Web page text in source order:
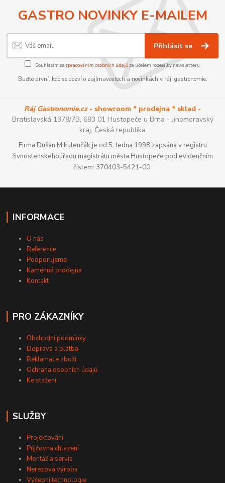
GASTRO NOVINKY E-MAILEM
Přihlásit se
Souhlasím se zpracováním osobních údajůza účelem rozesílky newsletteru.
Buďte první, kdo se dozví o zajímavostech a novinkách v ráji gastronomie.
Ráj Gastronomie.cz- showroom * prodejna * sklad -
Bratislavská 1379/7B, 693 01 Hustopeče u Brna - Jihomoravský
kraj, Česká republika
Firma Dušan Mikulenčák je od 5. ledna 1998 zapsána v registru
živnostenskéhoúřadu magistrátu města Hustopeče pod evidenčním
číslem: 370403-5421-00.
INFORMACE
O nás
Reference
Podporujeme
Kamenná prodejna
Kontakt
PRO ZÁKAZNÍKY
Obchodní podmínky
Doprava a platba
Reklamace zboží
Ochrana osobních údajů
Ke stažení
SLUŽBY
Projektování
Půjčovna chlazení
Montáž a servis
Nerezová výroba
Výčepní technologie